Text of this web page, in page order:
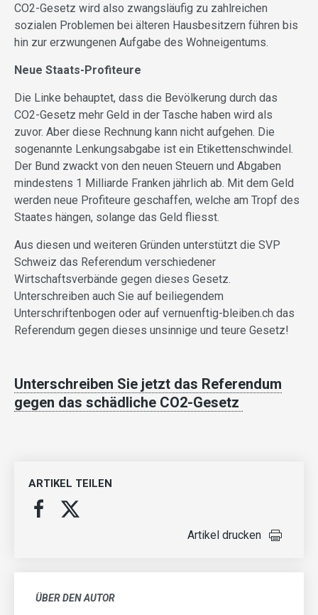
CO2-Gesetz wird also zwangsläufig zu zahlreichen
sozialen Problemen bei älteren Hausbesitzern führen bis
hin zur erzwungenen Aufgabe des Wohneigentums.
Neue Staats-Profiteure
Die Linke behauptet, dass die Bevölkerung durch das
CO2-Gesetz mehr Geld in der Tasche haben wird als
zuvor. Aber diese Rechnung kann nicht aufgehen. Die
sogenannte Lenkungsabgabe ist ein Etikettenschwindel.
Der Bund zwackt von den neuen Steuern und Abgaben
mindestens 1 Milliarde Franken jährlich ab. Mit dem Geld
werden neue Profiteure geschaffen, welche am Tropf des
Staates hängen, solange das Geld fliesst.
Aus diesen und weiteren Gründen unterstützt die SVP
Schweiz das Referendum verschiedener
Wirtschaftsverbände gegen dieses Gesetz.
Unterschreiben auch Sie auf beiliegendem
Unterschriftenbogen oder auf vernuenftig-bleiben.ch das
Referendum gegen dieses unsinnige und teure Gesetz!
Unterschreiben Sie jetzt das Referendum
gegen das schädliche CO2-Gesetz
ARTIKEL TEILEN
Artikel drucken
ÜBER DEN AUTOR